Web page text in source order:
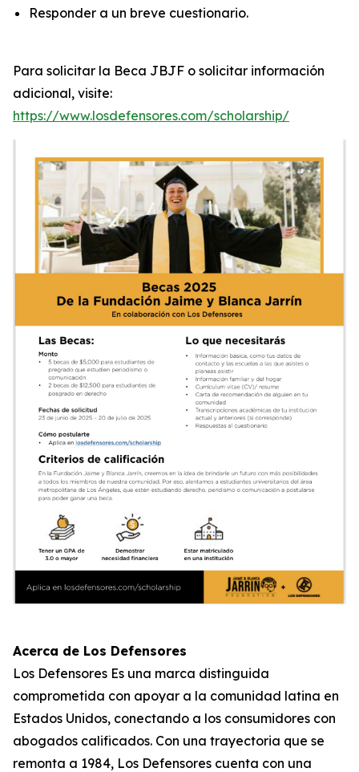
Responder a un breve cuestionario.
Para solicitar la Beca JBJF o solicitar información
adicional, visite:
https://www.losdefensores.com/scholarship/
Acerca de Los Defensores
Los Defensores Es una marca distinguida
comprometida con apoyar a la comunidad latina en
Estados Unidos, conectando a los consumidores con
abogados calificados. Con una trayectoria que se
remonta a 1984, Los Defensores cuenta con una